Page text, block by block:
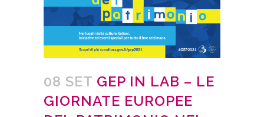
08 SET GEP IN LAB – LE
GIORNATE EUROPEE